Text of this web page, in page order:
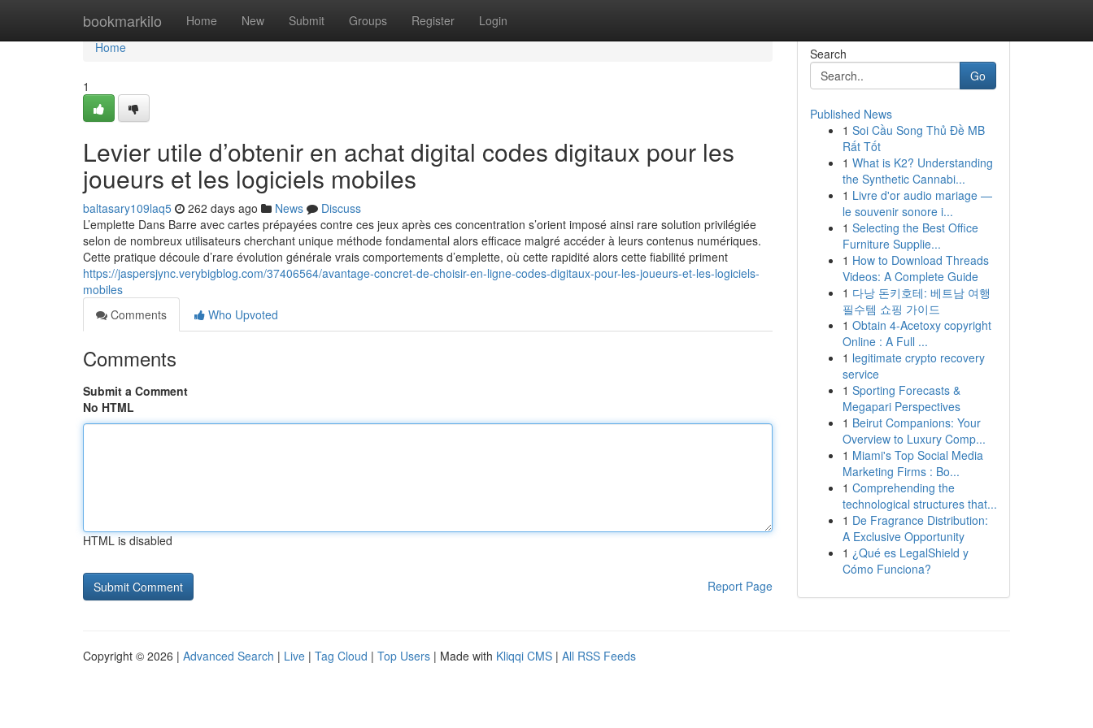
bookmarkilo Home New Submit Groups Register Login
Home
Home
1
Levier utile d’obtenir en achat digital codes digitaux pour les
joueurs et les logiciels mobiles
baltasary109laq5 262 days ago News
Discuss
L’emplette Dans Barre avec cartes prépayées contre ces jeux après ces concentration s’orient imposé ainsi rare solution privilégiée
selon de nombreux utilisateurs cherchant unique méthode fondamental alors efficace malgré accéder à leurs contenus numériques.
Cette pratique découle d’rare évolution générale vrais comportements d’emplette, où cette rapidité alors cette fiabilité priment
https://jaspersjync.verybigblog.com/37406564/avantage-concret-de-choisir-en-ligne-codes-digitaux-pour-les-joueurs-et-les-logiciels-
mobiles
Comments
Who Upvoted
Comments
Submit a Comment
No HTML
HTML is disabled
Report Page
Search
Go
Published News
1 Soi Cầu Song Thủ Đề MB
Rất Tốt
1 What is K2? Understanding
the Synthetic Cannabi...
1 Livre d'or audio mariage —
le souvenir sonore i...
1 Selecting the Best Office
Furniture Supplie...
1 How to Download Threads
Videos: A Complete Guide
1 다낭 돈키호테: 베트남 여행
필수템 쇼핑 가이드
1 Obtain 4-Acetoxy copyright
Online : A Full ...
1 legitimate crypto recovery
service
1 Sporting Forecasts &
Megapari Perspectives
1 Beirut Companions: Your
Overview to Luxury Comp...
1 Miami's Top Social Media
Marketing Firms : Bo...
1 Comprehending the
technological structures that...
1 De Fragrance Distribution:
A Exclusive Opportunity
1 ¿Qué es LegalShield y
Cómo Funciona?
Copyright © 2026 | Advanced Search | Live | Tag Cloud | Top Users | Made with Kliqqi CMS | All RSS Feeds